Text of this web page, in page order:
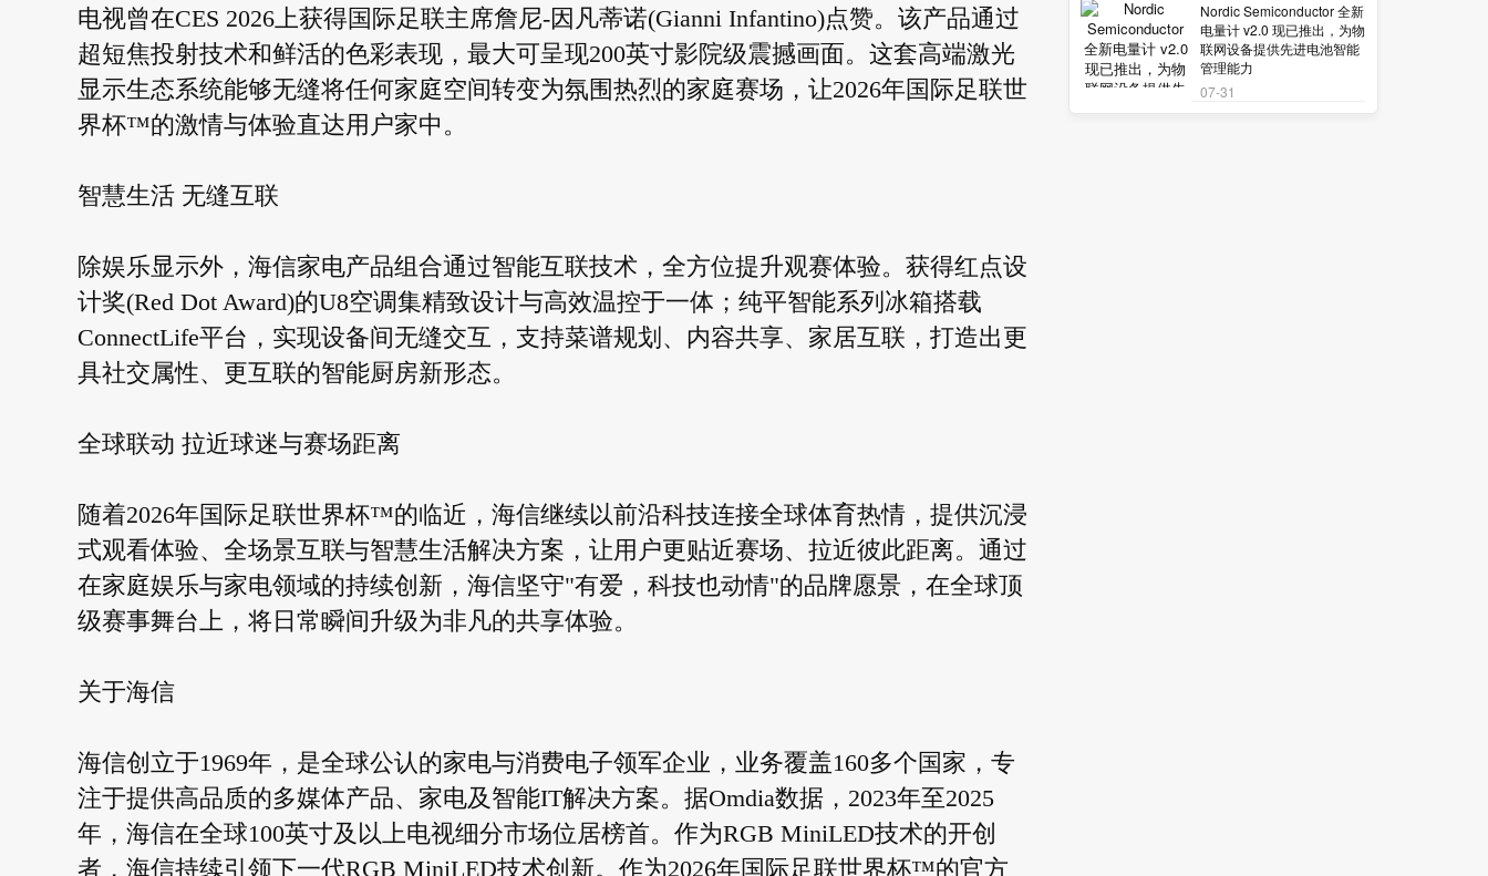
电视曾在CES 2026上获得国际足联主席詹尼-因凡蒂诺(Gianni Infantino)点赞。该产品通过
超短焦投射技术和鲜活的色彩表现，最大可呈现200英寸影院级震撼画面。这套高端激光
显示生态系统能够无缝将任何家庭空间转变为氛围热烈的家庭赛场，让2026年国际足联世
界杯™的激情与体验直达用户家中。
智慧生活 无缝互联
除娱乐显示外，海信家电产品组合通过智能互联技术，全方位提升观赛体验。获得红点设
计奖(Red Dot Award)的U8空调集精致设计与高效温控于一体；纯平智能系列冰箱搭载
ConnectLife平台，实现设备间无缝交互，支持菜谱规划、内容共享、家居互联，打造出更
具社交属性、更互联的智能厨房新形态。
全球联动 拉近球迷与赛场距离
随着2026年国际足联世界杯™的临近，海信继续以前沿科技连接全球体育热情，提供沉浸
式观看体验、全场景互联与智慧生活解决方案，让用户更贴近赛场、拉近彼此距离。通过
在家庭娱乐与家电领域的持续创新，海信坚守"有爱，科技也动情"的品牌愿景，在全球顶
级赛事舞台上，将日常瞬间升级为非凡的共享体验。
关于海信
海信创立于1969年，是全球公认的家电与消费电子领军企业，业务覆盖160多个国家，专
注于提供高品质的多媒体产品、家电及智能IT解决方案。据Omdia数据，2023年至2025
年，海信在全球100英寸及以上电视细分市场位居榜首。作为RGB MiniLED技术的开创
者，海信持续引领下一代RGB MiniLED技术创新。作为2026年国际足联世界杯™的官方
Nordic Semiconductor 全新
电量计 v2.0 现已推出，为物
联网设备提供先进电池智能
管理能力
07-31